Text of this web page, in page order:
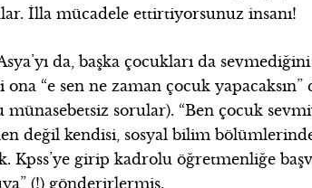
İlla mücadele ettirtiyorsunuz insanı!
da, başka çocukları da
“e sen ne zaman çocuk
münasebetsiz sorular). “Ben çocuk
değil kendisi, sosyal bilim
Kpss’ye girip kadrolu öğretmenliğe
(!) gönderirlermiş.